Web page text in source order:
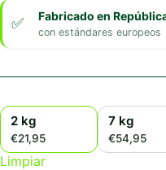
Fabricado en
con estándares europeos
2 kg
€21,95
7 kg
€54,95
Limpiar